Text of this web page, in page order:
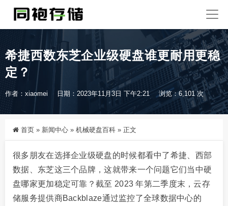
希捷西数东芝企业级硬盘谁更耐用更稳
定？
作者：xiaomei 日期：2023年11月3日 下午2:21 浏览：6,101 次
首页 » 新闻中心 » 机械硬盘百科 » 正文
很多朋友在选择企业级硬盘的时候都看中了希捷、西部
数据、东芝这三个品牌，这就带来一个问题它们当中硬
盘哪家更加稳定可靠？截至 2023 年第二季度末，云存
储服务提供商Backblaze通过监控了全球数据中心的